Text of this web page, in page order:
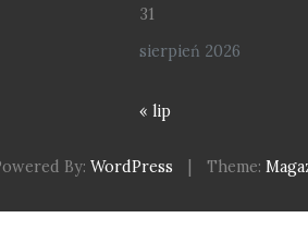
sierpień 2026
31
« lip
By: WordPress Theme: